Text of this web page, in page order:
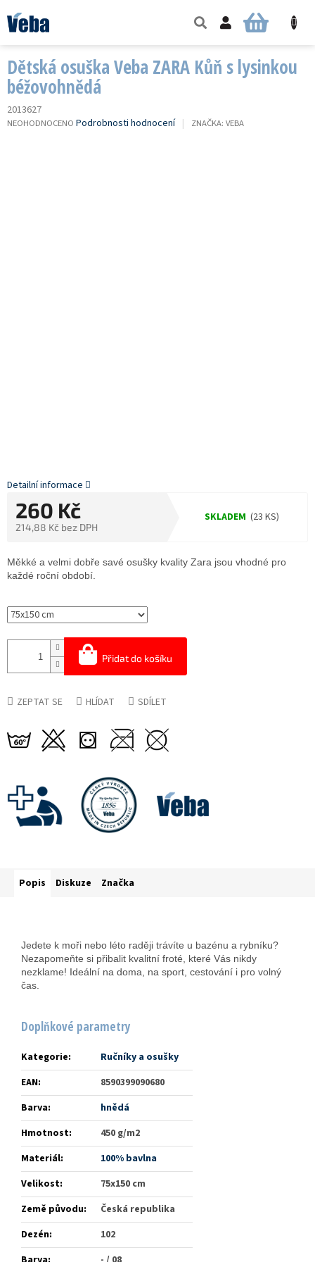
na
obsah
NÁKUPNÍ
Dětská osuška Veba ZARA Kůň s lysinkou
béžovohnědá
2013627
PRŮMĚRNÉ
NEOHODNOCENO Podrobnosti hodnocení ZNAČKA: VEBA
260 Kč
214,88 Kč bez DPH
SKLADEM (23 KS)
Přidat do košíku
Měkké a velmi dobře savé osušky kvality Zara jsou vhodné pro
každé roční období.
Detailní informace
ZEPTAT SE HLÍDAT SDÍLET
Popis Diskuze Značka
Jedete k moři nebo léto raději trávíte u bazénu a rybníku?
Nezapomeňte si přibalit kvalitní froté, které Vás nikdy
nezklame! Ideální na doma, na sport, cestování i pro volný
čas.
Doplňkové parametry
Kategorie:
Ručníky a osušky
EAN:
8590399090680
Barva:
hnědá
Hmotnost:
450 g/m2
Materiál:
100% bavlna
Velikost:
75x150 cm
Země původu:
Česká republika
Dezén:
102